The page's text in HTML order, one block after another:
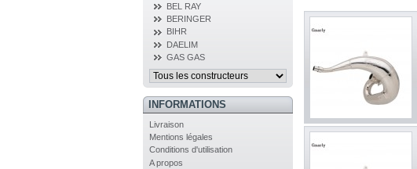
BEL RAY
BERINGER
BIHR
DAELIM
GAS GAS
INFORMATIONS
Livraison
Mentions légales
Conditions d'utilisation
A propos